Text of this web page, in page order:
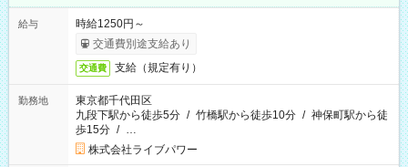
給与
時給1250円～
交通費別途支給あり
交通費 支給（規定有り）
勤務地
東京都千代田区
九段下駅から徒歩5分 / 竹橋駅から徒歩10分 / 神保町駅から徒
歩15分 / …
株式会社ライブパワー